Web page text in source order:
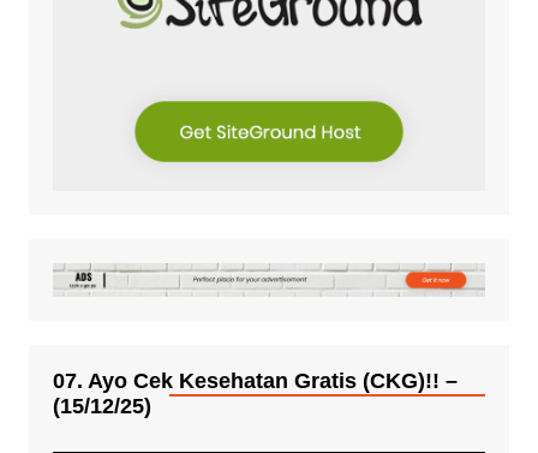
07. Ayo Cek Kesehatan Gratis (CKG)!! –
(15/12/25)